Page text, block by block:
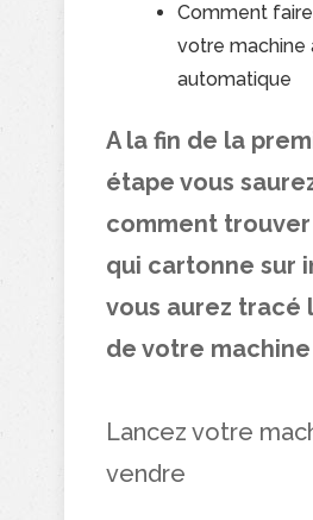
Comment
votre machine
automatique
A la fin de la
étape vous
comment
qui cartonne sur
vous aurez tracé
de votre
Lancez votre
vendre